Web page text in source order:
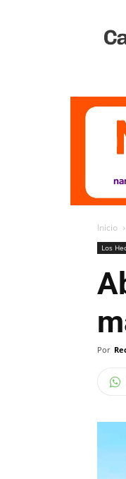
Vivo
Inicio
Los
Por